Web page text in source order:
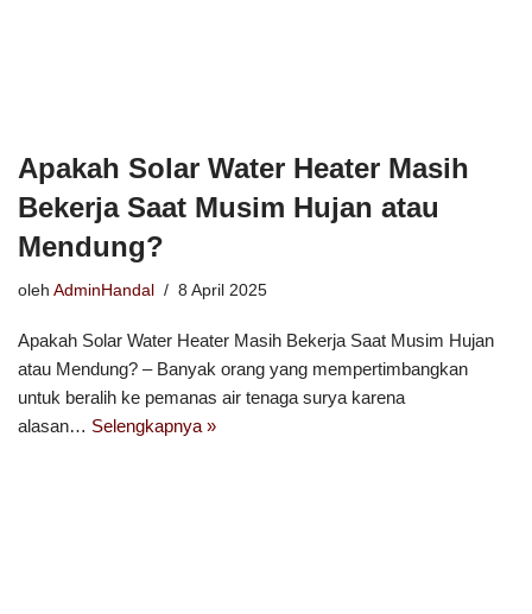
Apakah Solar Water Heater Masih
Bekerja Saat Musim Hujan atau
Mendung?
oleh AdminHandal 8 April 2025
Apakah Solar Water Heater Masih Bekerja Saat Musim Hujan
atau Mendung? – Banyak orang yang mempertimbangkan
untuk beralih ke pemanas air tenaga surya karena
alasan… Selengkapnya »